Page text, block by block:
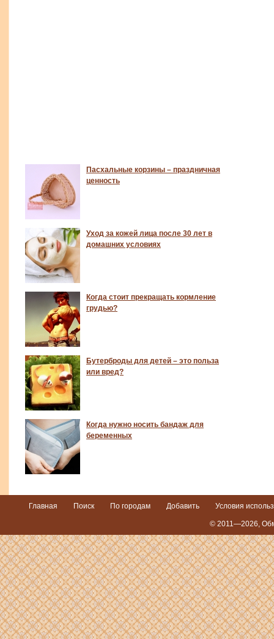
Пасхальные корзины – праздничная
ценность
Уход за кожей лица после 30 лет в
домашних условиях
Когда стоит прекращать кормление
грудью?
Бутерброды для детей – это польза
или вред?
Когда нужно носить бандаж для
беременных
Главная Поиск По городам Добавить Условия
© 2011—2026,